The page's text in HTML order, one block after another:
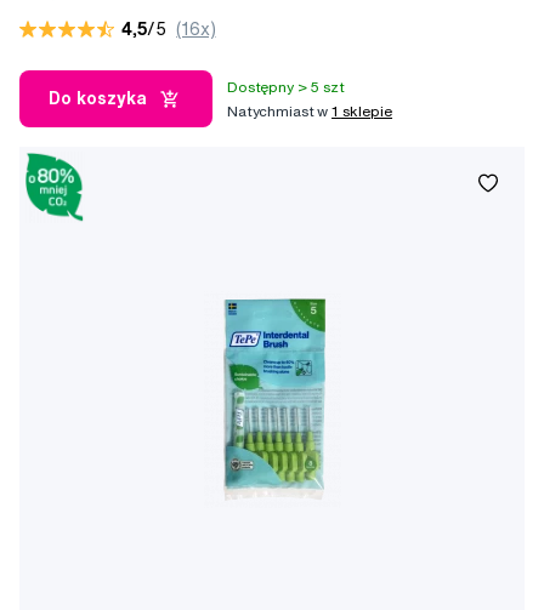
4,5/5 (16x)
Do koszyka
Dostępny > 5 szt
Natychmiast w1 sklepie